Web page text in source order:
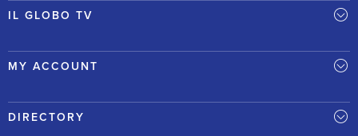
IL GLOBO TV
MY ACCOUNT
DIRECTORY